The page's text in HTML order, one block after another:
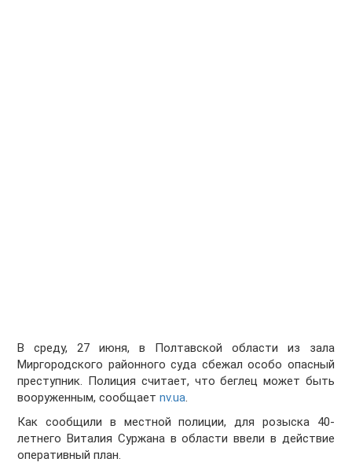
В среду, 27 июня, в Полтавской области из зала
Миргородского районного суда сбежал особо опасный
преступник. Полиция считает, что беглец может быть
вооруженным, сообщаетnv.ua.
Как сообщили в местной полиции, для розыска 40-
летнего Виталия Суржана в области ввели в действие
оперативный план.